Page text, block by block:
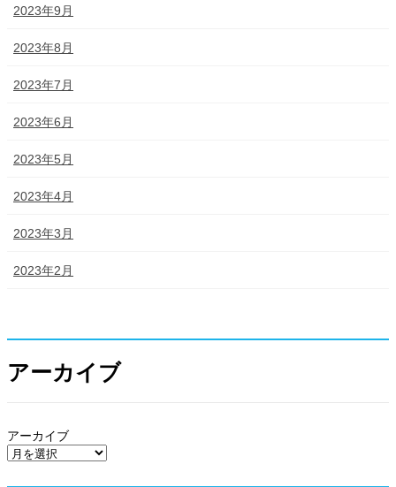
2023年9月
2023年8月
2023年7月
2023年6月
2023年5月
2023年4月
2023年3月
2023年2月
アーカイブ
アーカイブ